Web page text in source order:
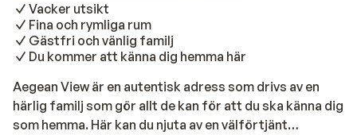
Vacker utsikt
Fina och rymliga rum
Gästfri och vänlig familj
Du kommer att känna dig hemma här
Aegean View är en autentisk adress som drivs av en
härlig familj som gör allt de kan för att du ska känna dig
som hemma. Här kan du njuta av en välförtjänt